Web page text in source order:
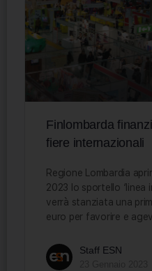
Finlombarda
fiere internazionali
Regione Lombardia
2023 lo sportello ‘linea
verrà stanziata una
euro per favorire e
Staff ESN